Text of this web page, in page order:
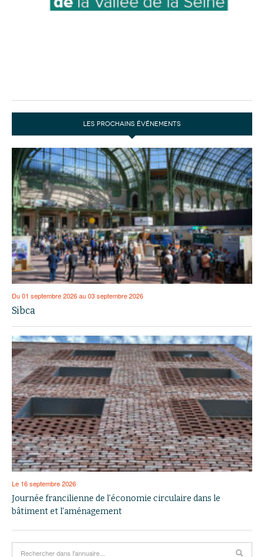
LES PROCHAINS ÉVÉNEMENTS
Du 01 septembre 2026 au 03 septembre 2026
Sibca
Le 16 septembre 2026
Journée francilienne de l’économie circulaire dans le
bâtiment et l’aménagement